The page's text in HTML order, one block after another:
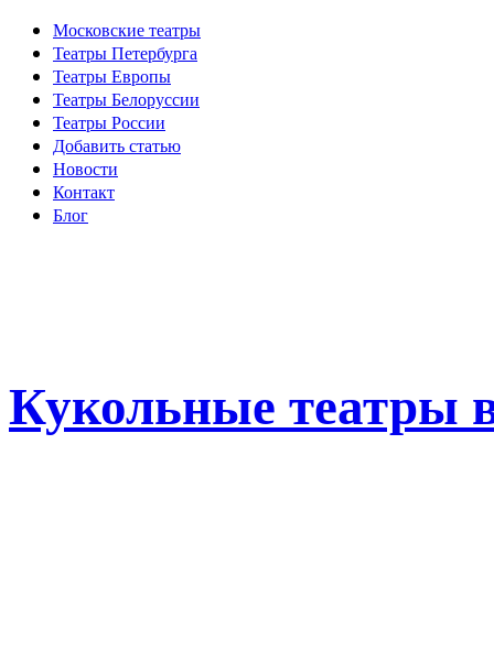
Московские театры
Театры Петербурга
Театры Европы
Театры Белоруссии
Театры России
Добавить статью
Новости
Контакт
Блог
Кукольные театры